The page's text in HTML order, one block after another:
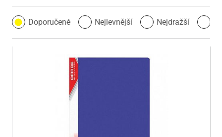
Doporučené Nejlevnější Nejdražší